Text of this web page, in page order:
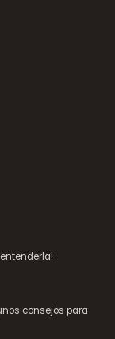
consejos para